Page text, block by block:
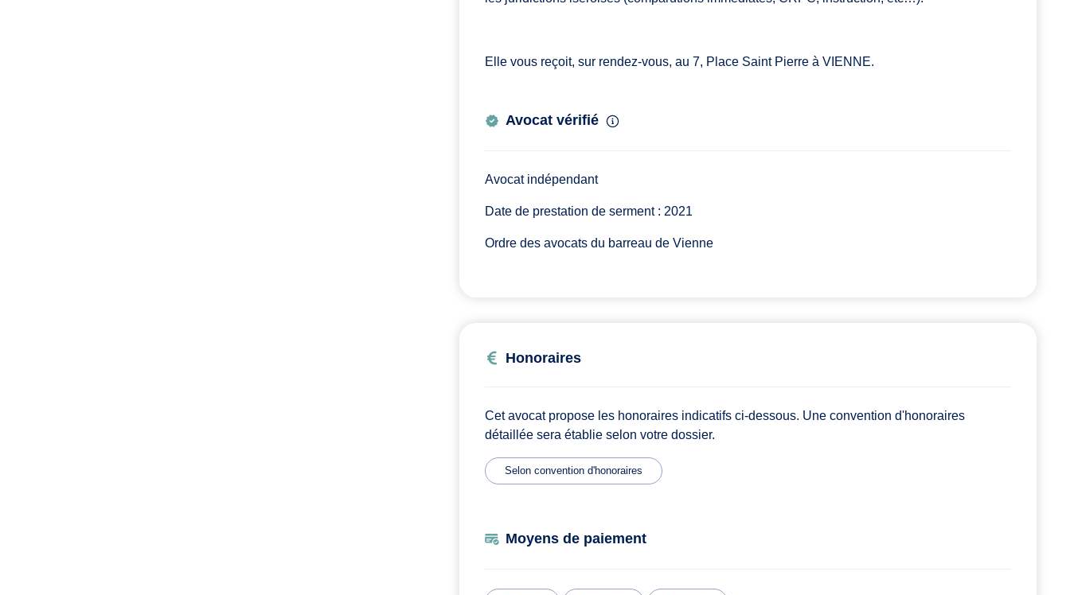
Elle vous reçoit, sur rendez-vous, au 7, Place Saint Pierre à VIENNE.
Avocat vérifié
Avocat indépendant
Date de prestation de serment : 2021
Ordre des avocats du barreau de Vienne
Honoraires
Cet avocat propose les honoraires indicatifs ci-dessous. Une convention d'honoraires
détaillée sera établie selon votre dossier.
Selon convention d'honoraires
Moyens de paiement